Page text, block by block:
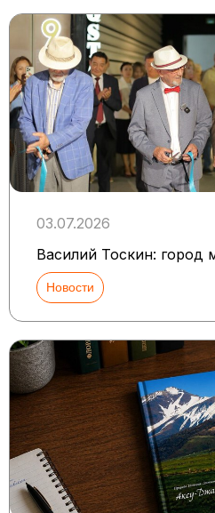
03.07.2026
Василий Тоскин: город
Новости